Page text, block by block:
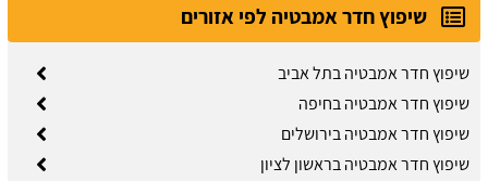
שיפוץ חדר אמבטיה לפי אזורים
שיפוץ חדר אמבטיה בתל אביב
שיפוץ חדר אמבטיה בחיפה
שיפוץ חדר אמבטיה בירושלים
שיפוץ חדר אמבטיה בראשון לציון